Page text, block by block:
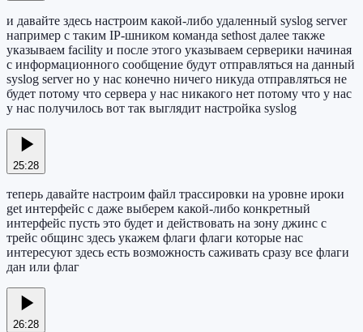
и давайте здесь настроим какой-либо удаленный syslog server
например с таким IP-шником команда sethost далее также
указываем facility и после этого указываем серверики начиная
с информационного сообщение будут отправляться на данный
syslog server но у нас конечно ничего никуда отправляться не
будет потому что сервера у нас никакого нет потому что у нас
у нас получилось вот так выглядит настройка syslog
25:28
теперь давайте настроим файл трассировки на уровне ироки
get интерфейс с даже выберем какой-либо конкретный
интерфейс пусть это будет и действовать на зону джинс с
трейс общинс здесь укажем флаги флаги которые нас
интересуют здесь есть возможность саживать сразу все флаги
дан или флаг
26:28